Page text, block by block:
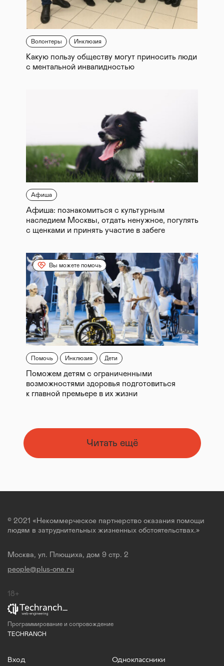
Волонтеры Инклюзия
Какую пользу обществу могут приносить люди
с ментальной инвалидностью
Афиша
Афиша: познакомиться с культурным
наследием Москвы, отдать ненужное, погулять
с щенками и принять участие в забеге
Вы можете помочь
Помочь Инклюзия Дети
Поможем детям с ограниченными
возможностями здоровья подготовиться
к главной премьере в их жизни
Читать ещё
© 2021 «Некоммерческое партнерство оказания помощи
людям в затруднительных жизненных обстоятельствах.»
Москва, ул. Плющиха, дом 9 стр. 2
people@plus-one.ru
18+
Программирование и сопровождение
TECHRANCH
Вход Одноклассники